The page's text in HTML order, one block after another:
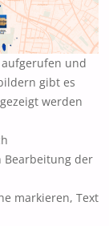
und
gibt es
werden
Bearbeitung der
markieren, Text